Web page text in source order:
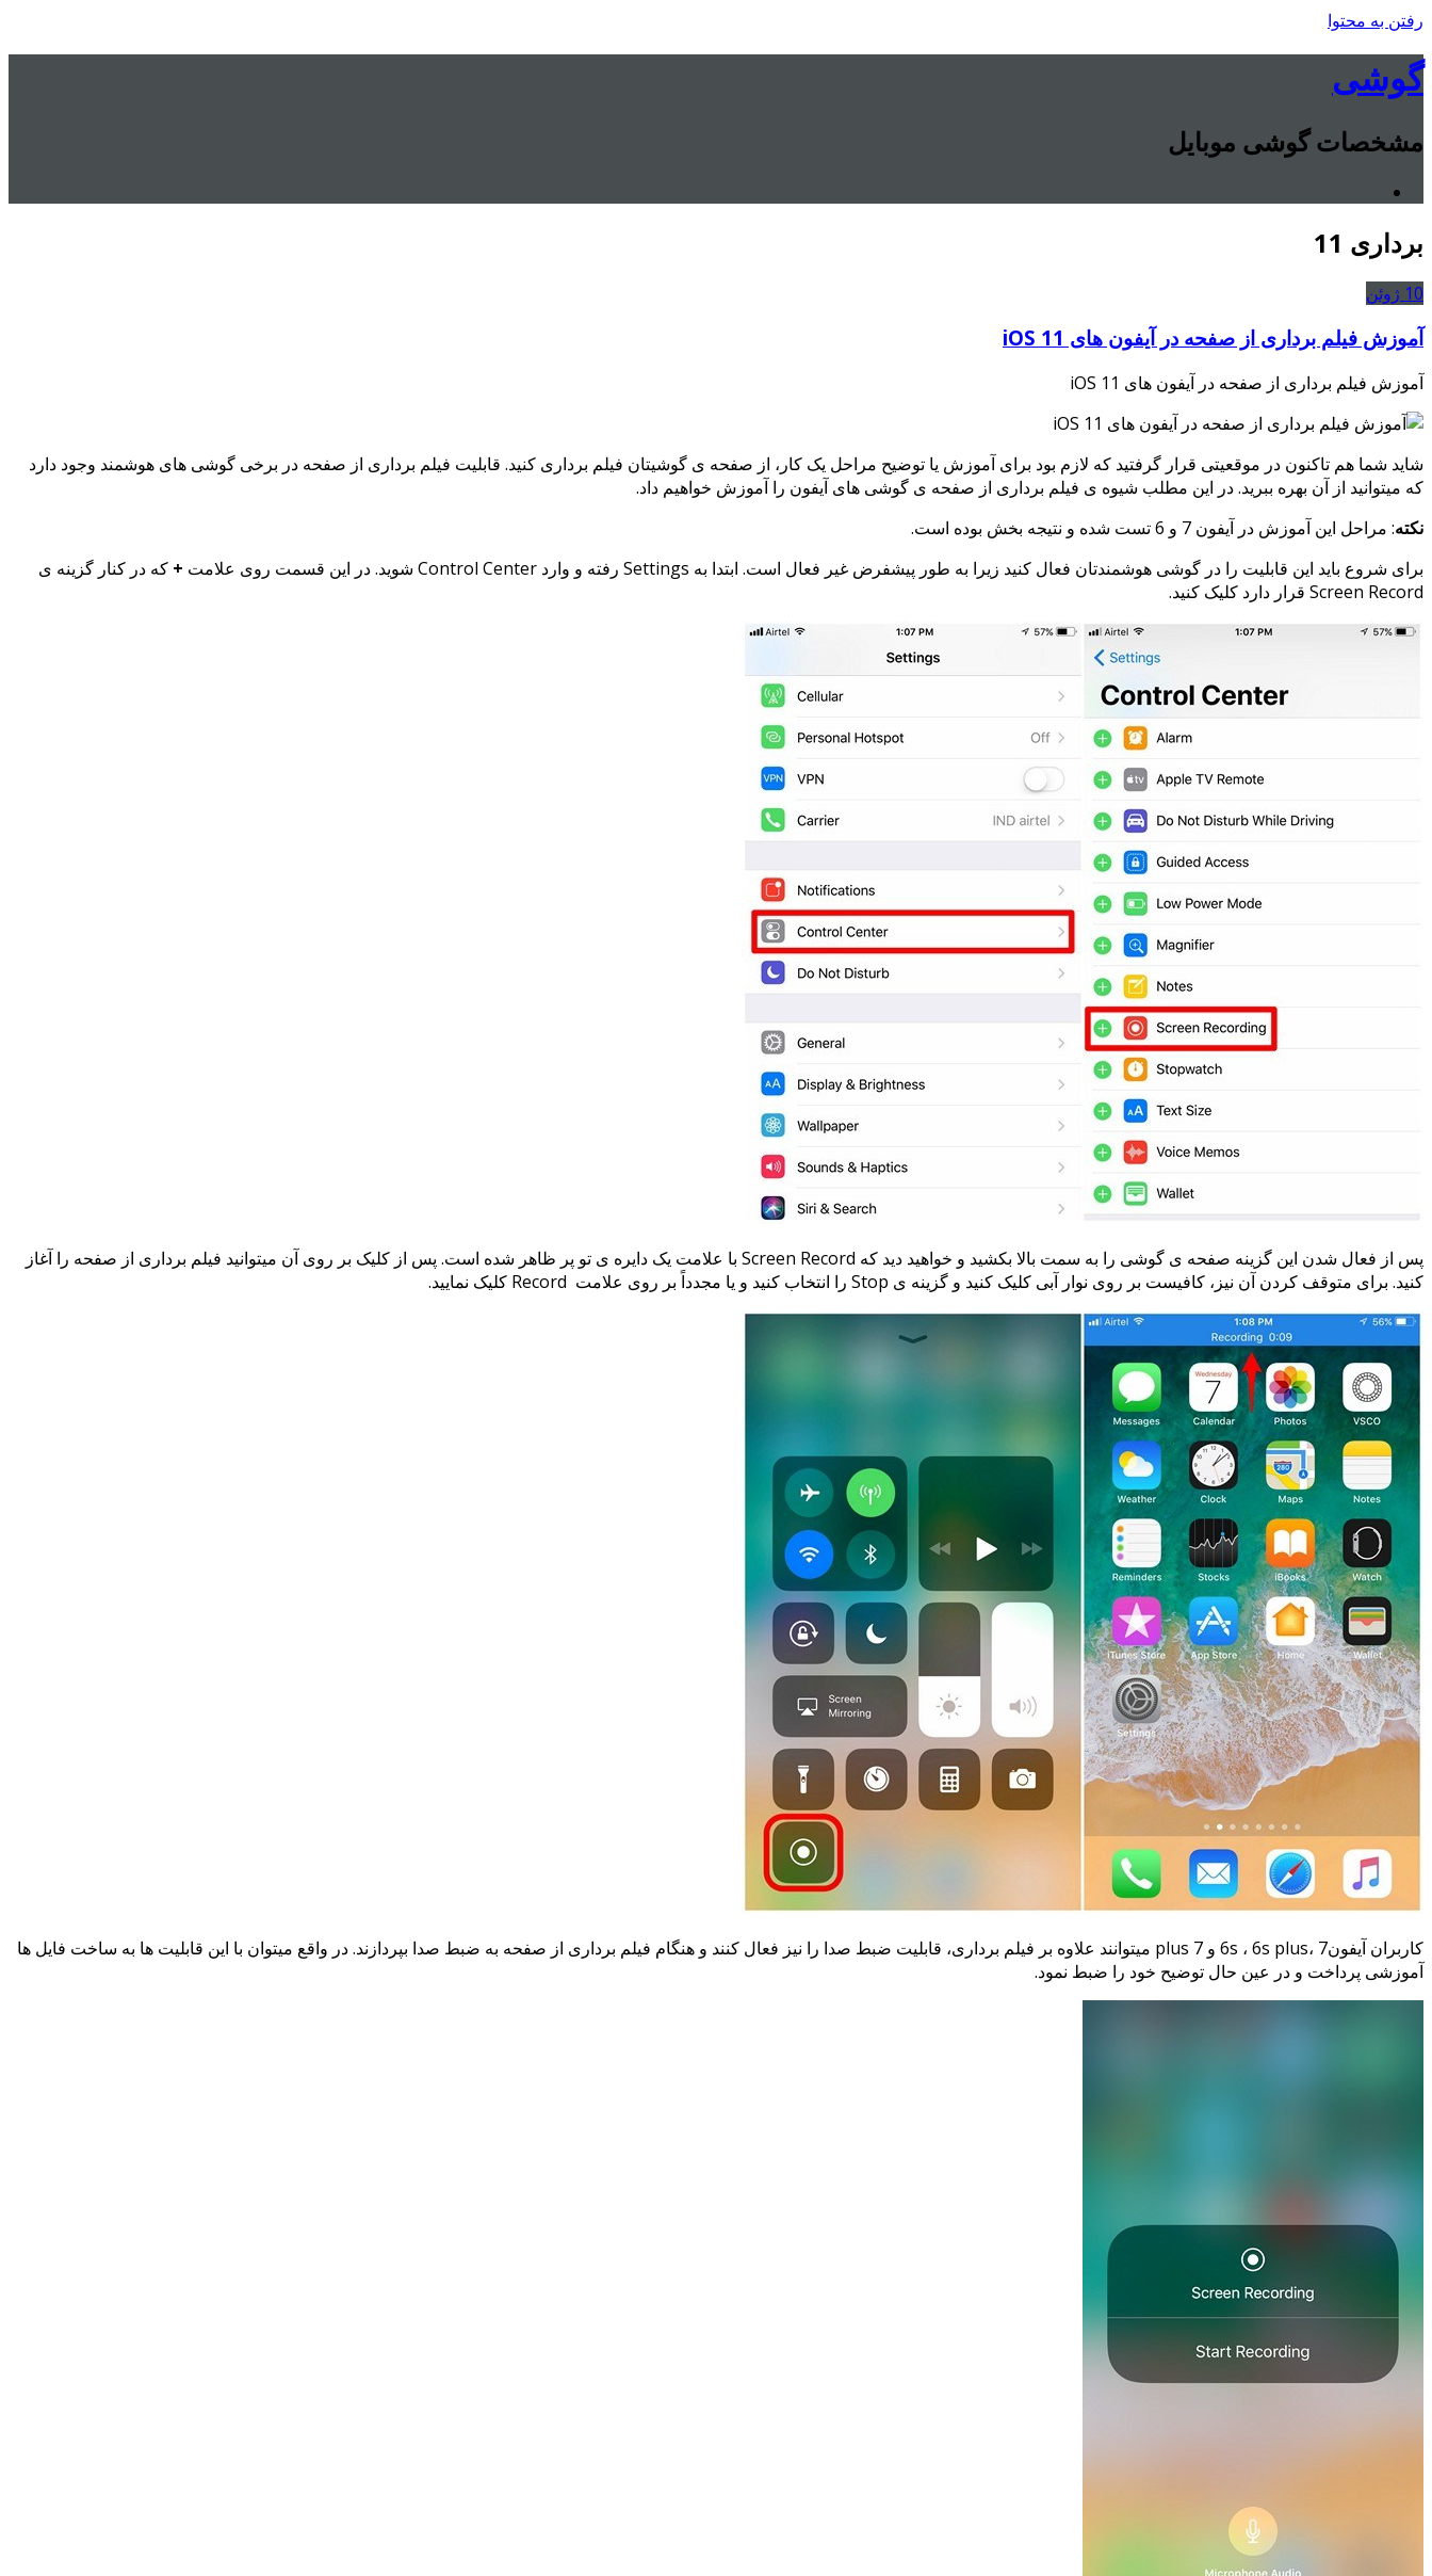
رفتن به محتوا
گوشی
مشخصات گوشی موبایل
برداری 11
10 ژوئن
آموزش فیلم برداری از صفحه در آیفون های iOS 11
آموزش فیلم برداری از صفحه در آیفون های iOS 11
شاید شما هم تاکنون در موقعیتی قرار گرفتید که لازم بود برای آموزش یا توضیح مراحل یک کار، از صفحه ی گوشیتان فیلم برداری کنید. قابلیت فیلم برداری از صفحه در برخی گوشی های هوشمند وجود دارد
که میتوانید از آن بهره ببرید. در این مطلب شیوه ی فیلم برداری از صفحه ی گوشی های آیفون را آموزش خواهیم داد.
نکته: مراحل این آموزش در آیفون 7 و 6 تست شده و نتیجه بخش بوده است.
برای شروع باید این قابلیت را در گوشی هوشمندتان فعال کنید زیرا به طور پیشفرض غیر فعال است. ابتدا به Settings رفته و وارد Control Center شوید. در این قسمت روی علامت
+ که در کنار گزینه ی
Screen Record قرار دارد کلیک کنید.
پس از فعال شدن این گزینه صفحه ی گوشی را به سمت بالا بکشید و خواهید دید که Screen Record با علامت یک دایره ی تو پر ظاهر شده است. پس از کلیک بر روی آن میتوانید فیلم برداری از صفحه را آغاز
کنید. برای متوقف کردن آن نیز، کافیست بر روی نوار آبی کلیک کنید و گزینه ی Stop را انتخاب کنید و یا مجدداً بر روی علامت Record کلیک نمایید.
کاربران آیفون6s ، 6s plus، 7 و 7 plus میتوانند علاوه بر فیلم برداری، قابلیت ضبط صدا را نیز فعال کنند و هنگام فیلم برداری از صفحه به ضبط صدا بپردازند. در واقع میتوان با این قابلیت ها به ساخت فایل ها
آموزشی پرداخت و در عین حال توضیح خود را ضبط نمود.